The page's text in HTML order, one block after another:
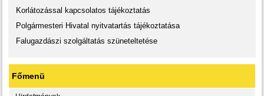
Korlátozással kapcsolatos tájékoztatás
Polgármesteri Hivatal nyitvatartás tájékoztatása
Falugazdászi szolgáltatás szüneteltetése
Főmenü